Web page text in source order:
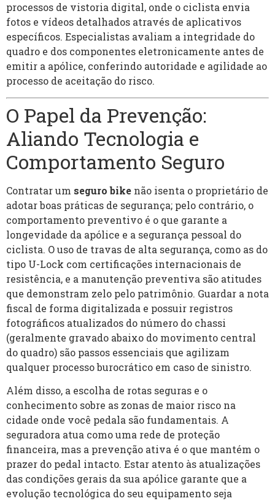
processos de vistoria digital, onde o ciclista envia
fotos e vídeos detalhados através de aplicativos
específicos. Especialistas avaliam a integridade do
quadro e dos componentes eletronicamente antes de
emitir a apólice, conferindo autoridade e agilidade ao
processo de aceitação do risco.
O Papel da Prevenção:
Aliando Tecnologia e
Comportamento Seguro
Contratar um seguro bike não isenta o proprietário de
adotar boas práticas de segurança; pelo contrário, o
comportamento preventivo é o que garante a
longevidade da apólice e a segurança pessoal do
ciclista. O uso de travas de alta segurança, como as do
tipo U-Lock com certificações internacionais de
resistência, e a manutenção preventiva são atitudes
que demonstram zelo pelo patrimônio. Guardar a nota
fiscal de forma digitalizada e possuir registros
fotográficos atualizados do número do chassi
(geralmente gravado abaixo do movimento central
do quadro) são passos essenciais que agilizam
qualquer processo burocrático em caso de sinistro.
Além disso, a escolha de rotas seguras e o
conhecimento sobre as zonas de maior risco na
cidade onde você pedala são fundamentais. A
seguradora atua como uma rede de proteção
financeira, mas a prevenção ativa é o que mantém o
prazer do pedal intacto. Estar atento às atualizações
das condições gerais da sua apólice garante que a
evolução tecnológica do seu equipamento seja